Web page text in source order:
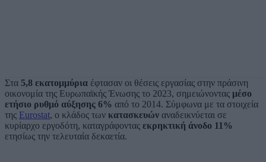
Στα 5,8 εκατομμύρια έφτασαν οι θέσεις εργασίας στην πράσινη
οικονομία της Ευρωπαϊκής Ένωσης το 2023, σημειώνοντας μέσο
ετήσιο ρυθμό αύξησης 6% από το 2014. Σύμφωνα με τα στοιχεία
της Eurostat, ο κλάδος των κατασκευών αναδεικνύεται σε
κυρίαρχο εργοδότη, καταγράφοντας εκρηκτική άνοδο 11%
ετησίως την τελευταία δεκαετία.